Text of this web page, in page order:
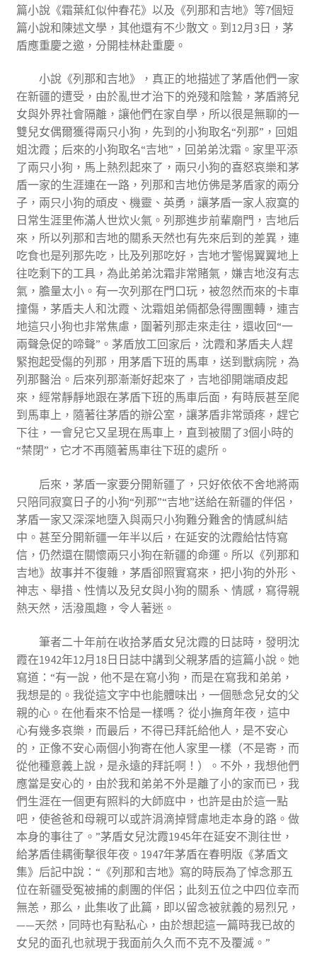
篇小說《霜葉紅似仲春花》以及《列那和吉地》等7個短
篇小說和陳述文學，其他還有不少散文。到12月3日，茅
盾應重慶之邀，分開桂林赴重慶。
小說《列那和吉地》，真正的地描述了茅盾他們一家
在新疆的遭受，由於亂世才治下的兇殘和陰鷙，茅盾將兒
女與外界社會隔離，讓他們在家自學，所以很是無聊的一
雙兒女偶爾獲得兩只小狗，先到的小狗取名“列那”，回姐
姐沈霞；后來的小狗取名“吉地”，回弟弟沈霜。家里平添
了兩只小狗，馬上熱烈起來了，兩只小狗的喜怒哀樂和茅
盾一家的生涯連在一路，列那和吉地仿佛是茅盾家的兩分
子，兩只小狗的頑皮、機靈、英勇，讓茅盾一家人寂寞的
日常生涯里佈滿人世炊火氣。列那進步前輩廟門，吉地后
來，所以列那和吉地的關系天然也有先來后到的差異，連
吃食也是列那先吃，比及列那吃好，吉地才警惕翼翼地上
往吃剩下的工具，為此弟弟沈霜非常賭氣，嫌吉地沒有志
氣，膽量太小。有一次列那在門口玩，被忽然而來的卡車
撞傷，茅盾夫人和沈霞、沈霜姐弟倆都急得團團轉，連吉
地這只小狗也非常焦慮，圍著列那走來走往，還收回“一
兩聲急促的啼聲”。茅盾放工回家后，沈霞和茅盾夫人趕
緊抱起受傷的列那，用茅盾下班的馬車，送到獸病院，為
列那醫治。后來列那漸漸好起來了，吉地卻開端頑皮起
來，經常靜靜地跟在茅盾下班的馬車后面，有時辰甚至爬
到馬車上，隨著往茅盾的辦公室，讓茅盾非常頭疼，趕它
下往，一會兒它又呈現在馬車上，直到被關了3個小時的
“禁閉”，它才不再隨著馬車往下班的處所。
后來，茅盾一家要分開新疆了，只好依依不舍地將兩
只陪同寂寞日子的小狗“列那”“吉地”送給在新疆的伴侶，
茅盾一家又深深地墮入與兩只小狗難分難舍的情感糾結
中。甚至分開新疆一年半以后，在延安的沈霞給怙恃寫
信，仍然還在關懷兩只小狗在新疆的命運。所以《列那和
吉地》故事并不復雜，茅盾卻照實寫來，把小狗的外形、
神志、舉措、性情以及兒女與小狗的關系、情感，寫得親
熱天然，活潑風趣，令人著迷。
筆者二十年前在收拾茅盾女兒沈霞的日誌時，發明沈
霞在1942年12月18日日誌中講到父親茅盾的這篇小說。她
寫道：“有一說，他不是在寫小狗，而是在寫我和弟弟，
我想是的。我從這文字中也能體味出，一個懸念兒女的父
親的心。在他看來不恰是一樣嗎？ 從小撫育年夜，這中
心有幾多哀樂，而最后，不得已拜託給他人，是不安心
的，正像不安心兩個小狗寄在他人家里一樣（不是寄，而
從他種意義上說，是永遠的拜託啊！）。不外，我想他們
應當是安心的，由於我和弟弟不外是離了小的家而已，我
們生涯在一個更有照料的大師庭中，也許是由於這一點
吧，使爸爸和母親可以或許涓滴掉臂慮地走本身的路。做
本身的事往了。”茅盾女兒沈霞1945年在延安不測往世，
給茅盾佳耦衝擊很年夜。1947年茅盾在春明版《茅盾文
集》后記中說：“《列那和吉地》寫的時辰為了悼念那五
位在新疆受冤被捕的劇團的伴侶；此刻五位之中四位幸而
無恙，那么，此集收了此篇，即以留念被就義的易烈兄，
——天然，同時也有點私心，由於想起這一篇時我已故的
女兒的面孔也就現于我面前久久而不克不及覆滅。”